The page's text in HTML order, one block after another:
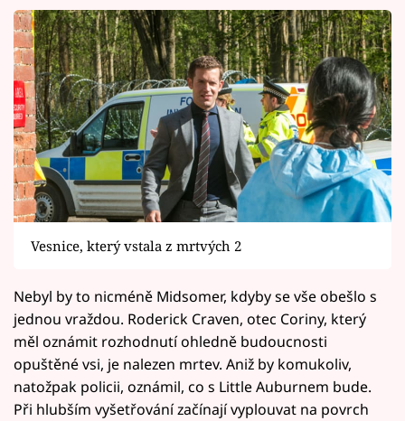
Vesnice, který vstala z mrtvých 2
Nebyl by to nicméně Midsomer, kdyby se vše obešlo s
jednou vraždou. Roderick Craven, otec Coriny, který
měl oznámit rozhodnutí ohledně budoucnosti
opuštěné vsi, je nalezen mrtev. Aniž by komukoliv,
natožpak policii, oznámil, co s Little Auburnem bude.
Při hlubším vyšetřování začínají vyplouvat na povrch